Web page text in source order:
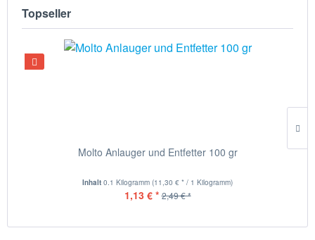
Topseller
Molto Anlauger und Entfetter 100 gr
Inhalt 0.1 Kilogramm (11,30 € * / 1 Kilogramm)
1,13 € * 2,49 € *